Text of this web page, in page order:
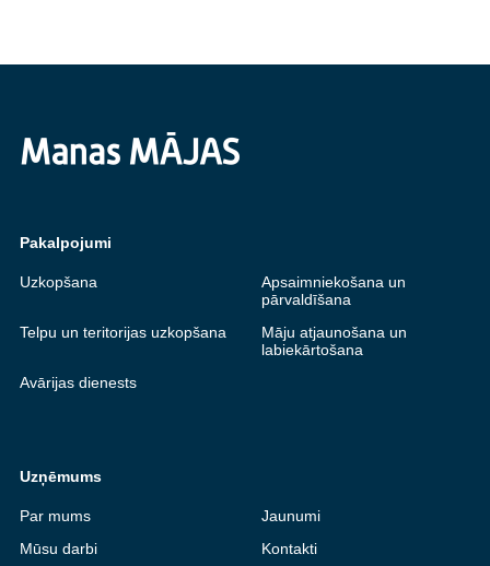
Pakalpojumi
Uzkopšana
Apsaimniekošana un
pārvaldīšana
Telpu un teritorijas uzkopšana
Māju atjaunošana un
labiekārtošana
Avārijas dienests
Uzņēmums
Par mums
Jaunumi
Mūsu darbi
Kontakti